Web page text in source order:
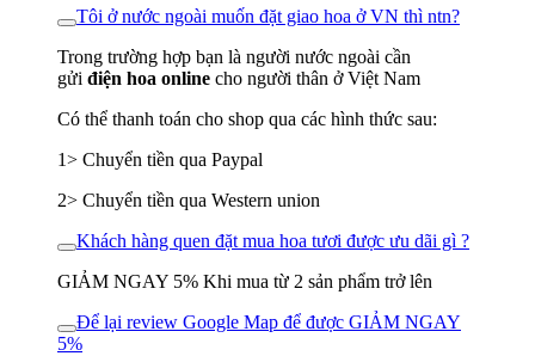
Tôi ở nước ngoài muốn đặt giao hoa ở VN thì ntn?
Trong trường hợp bạn là người nước ngoài cần
gửi điện hoa online cho người thân ở Việt Nam
Có thể thanh toán cho shop qua các hình thức sau:
1> Chuyển tiền qua Paypal
2> Chuyển tiền qua Western union
Khách hàng quen đặt mua hoa tươi được ưu dãi gì ?
GIẢM NGAY 5% Khi mua từ 2 sản phẩm trở lên
Để lại review Google Map để được GIẢM NGAY
5%